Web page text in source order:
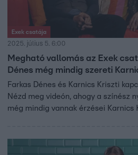
Exek csatája
2025. július 5. 6:00
Megható vallomás az Exek
Dénes még mindig szereti
Farkas Dénes és Karnics Kriszti
Nézd meg videón, ahogy a színész
még mindig vannak érzései Karnics